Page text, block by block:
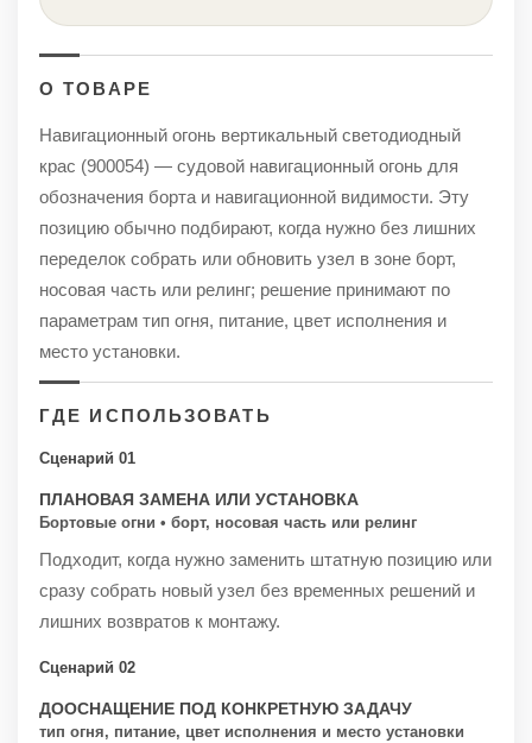
О ТОВАРЕ
Навигационный огонь вертикальный светодиодный
крас (900054) — судовой навигационный огонь для
обозначения борта и навигационной видимости. Эту
позицию обычно подбирают, когда нужно без лишних
переделок собрать или обновить узел в зоне борт,
носовая часть или релинг; решение принимают по
параметрам тип огня, питание, цвет исполнения и
место установки.
ГДЕ ИСПОЛЬЗОВАТЬ
Сценарий 01
ПЛАНОВАЯ ЗАМЕНА ИЛИ УСТАНОВКА
Бортовые огни • борт, носовая часть или релинг
Подходит, когда нужно заменить штатную позицию или
сразу собрать новый узел без временных решений и
лишних возвратов к монтажу.
Сценарий 02
ДООСНАЩЕНИЕ ПОД КОНКРЕТНУЮ ЗАДАЧУ
тип огня, питание, цвет исполнения и место установки